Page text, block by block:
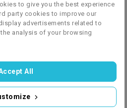
się na lepszą
na trudnym terenie. To
w stanie poradzić sobie z
i stromymi
jest zazwyczaj
zatankować paliwo i
bez długiego oczekiwania.
to give you the best experience
party cookies to improve our
advertisements related to
analysis of your browsing
All